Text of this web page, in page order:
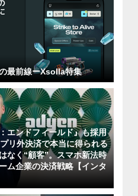
最前線ーXsolla特集
エンドフィールド』も採用
リ外決済で本当に得られる
なく“顧客”。スマホ新法時
ム企業の決済戦略【インタ